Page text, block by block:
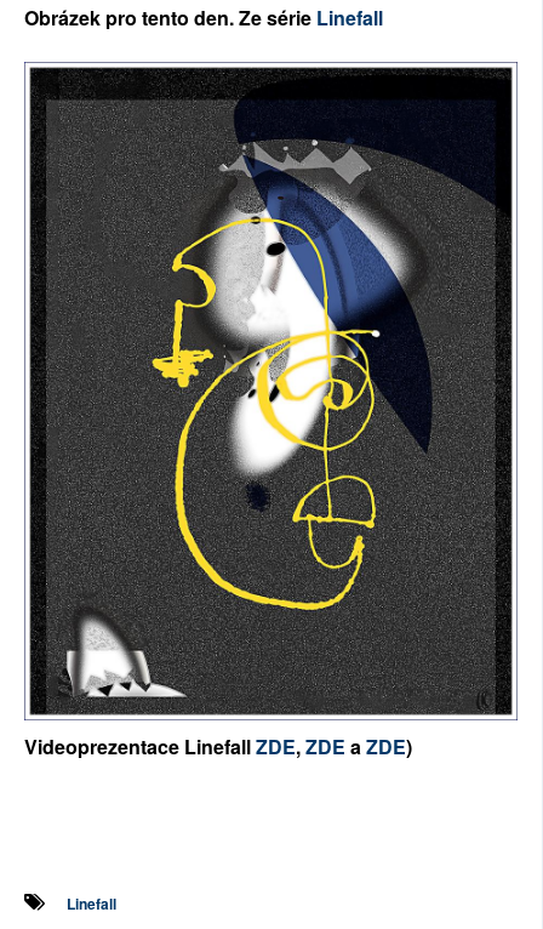
SOCIÁLNÍ SÍTĚ
RUBRIKY
PLNÁ VERZE STRÁNEK
Obrázek pro tento den. Ze série Linefall
Videoprezentace LinefallZDE,ZDE a ZDE)
Linefall